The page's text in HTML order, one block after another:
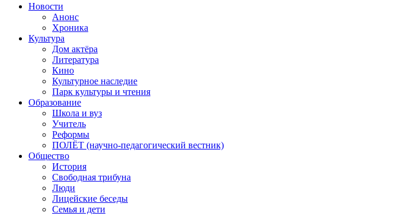
Новости
Анонс
Хроника
Культура
Дом актёра
Литература
Кино
Культурное наследие
Парк культуры и чтения
Образование
Школа и вуз
Учитель
Реформы
ПОЛЁТ (научно-педагогический вестник)
Общество
История
Свободная трибуна
Люди
Лицейские беседы
Семья и дети